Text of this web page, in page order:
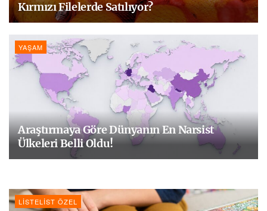
Kırmızı Filelerde Satılıyor?
YAŞAM
Araştırmaya Göre Dünyanın En Narsist
Ülkeleri Belli Oldu!
LISTELIST ÖZEL